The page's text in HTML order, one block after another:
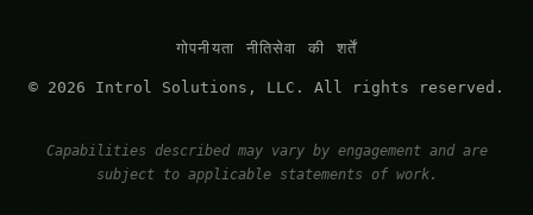
गोपनीयता नीतिसेवा की शर्तें
© 2026 Introl Solutions, LLC. All rights reserved.
Capabilities described may vary by engagement and are
subject to applicable statements of work.